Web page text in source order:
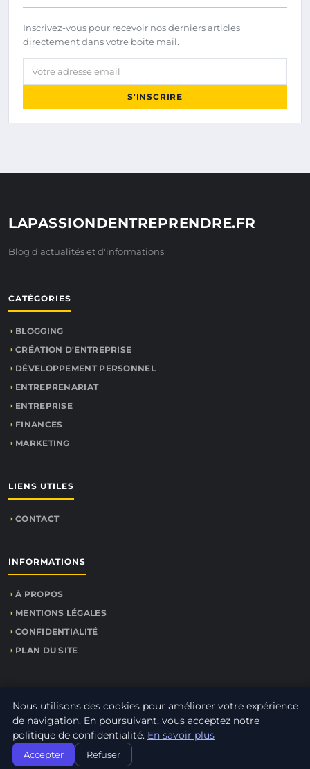
Inscrivez-vous pour recevoir nos derniers articles
directement dans votre boîte mail.
Votre adresse email
S'INSCRIRE
LAPASSIONDENTREPRENDRE.FR
Blog d'actualités et d'informations
CATÉGORIES
BLOGGING
CRÉATION D'ENTREPRISE
DÉVELOPPEMENT PERSONNEL
ENTREPRENARIAT
ENTREPRISE
FINANCES
MARKETING
LIENS UTILES
CONTACT
INFORMATIONS
À PROPOS
MENTIONS LÉGALES
CONFIDENTIALITÉ
PLAN DU SITE
© 2026 Lapassiondentreprendre.fr. Tous droits réservés.PLAN DU SITE
Nous utilisons des cookies pour améliorer votre expérience
de navigation. En poursuivant, vous acceptez notre
politique de confidentialité. En savoir plus
Accepter Refuser